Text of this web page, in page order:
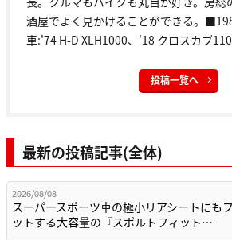
酒屋でよく見かけることができる。
車:'74 H-D XLH1000、'18 クロスカブ110
投稿一覧へ
最新の投稿記事(全体)
2026/08/08
スーパースポーツ車の極小リアシートにも
ットする大容量の『スポルトフィット…